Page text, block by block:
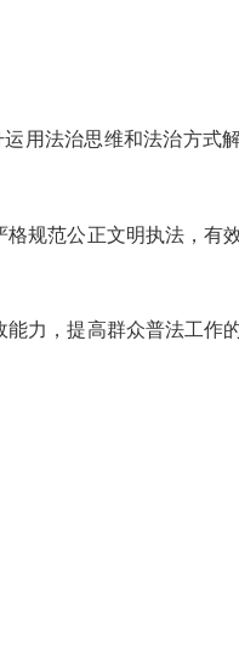
用法治思维和法治方式
规范公正文明执法，有
力，提高群众普法工作